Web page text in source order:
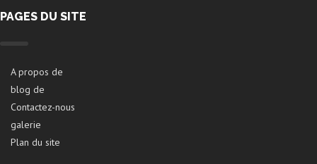
PAGES DU SITE
A propos de
blog de
Contactez-nous
galerie
Plan du site